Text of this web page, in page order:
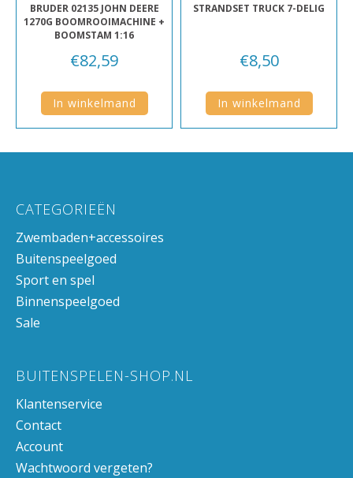
BRUDER 02135 JOHN DEERE
1270G BOOMROOIMACHINE +
BOOMSTAM 1:16
€82,59
In winkelmand
STRANDSET TRUCK 7-DELIG
€8,50
In winkelmand
CATEGORIEËN
Zwembaden+accessoires
Buitenspeelgoed
Sport en spel
Binnenspeelgoed
Sale
BUITENSPELEN-SHOP.NL
Klantenservice
Contact
Account
Wachtwoord vergeten?